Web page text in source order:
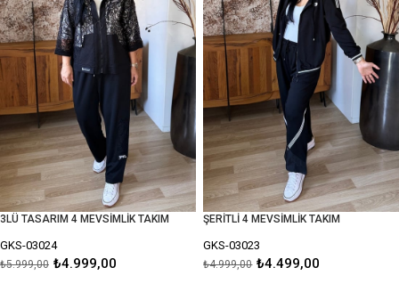
3LÜ TASARIM 4 MEVSİMLİK TAKIM
GKS-03024
₺4.999,00
₺5.999,00
ŞERİTLİ 4 MEVSİMLİK TAKIM
GKS-03023
₺4.499,00
₺4.999,00